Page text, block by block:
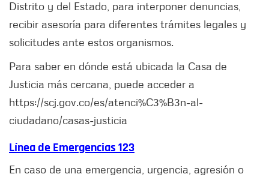
Distrito y del Estado, para interponer denuncias,
recibir asesoría para diferentes trámites legales y
solicitudes ante estos organismos.
Para saber en dónde está ubicada la Casa de
Justicia más cercana, puede acceder a
https://scj.gov.co/es/atenci%C3%B3n-al-
ciudadano/casas-justicia
Línea de Emergencias 123
En caso de una emergencia, urgencia, agresión o